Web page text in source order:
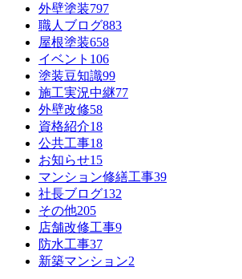
外壁塗装797
職人ブログ883
屋根塗装658
イベント 106
塗装豆知識99
施工実況中継77
外壁改修58
資格紹介18
公共工事18
お知らせ15
マンション修繕工事39
社長ブログ132
その他205
店舗改修工事9
防水工事37
新築マンション2